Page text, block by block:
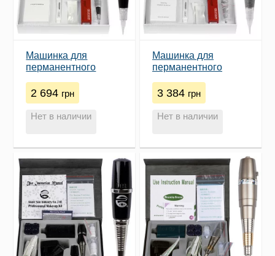
Машинка для
перманентного
2010
2 694 грн
Нет в наличии
Машинка для
перманентного
2011
3 384 грн
Нет в наличии